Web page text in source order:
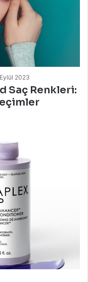
2023
Saç Renkleri: